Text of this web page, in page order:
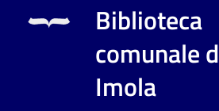
Scopri
Biblioteca
comunale
Imola